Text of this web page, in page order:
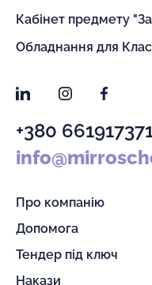
Кабінет предмету
Обладнання для
LinkedInInstagramFacebook
+380
Про компанію
Допомога
Тендер під ключ
Накази